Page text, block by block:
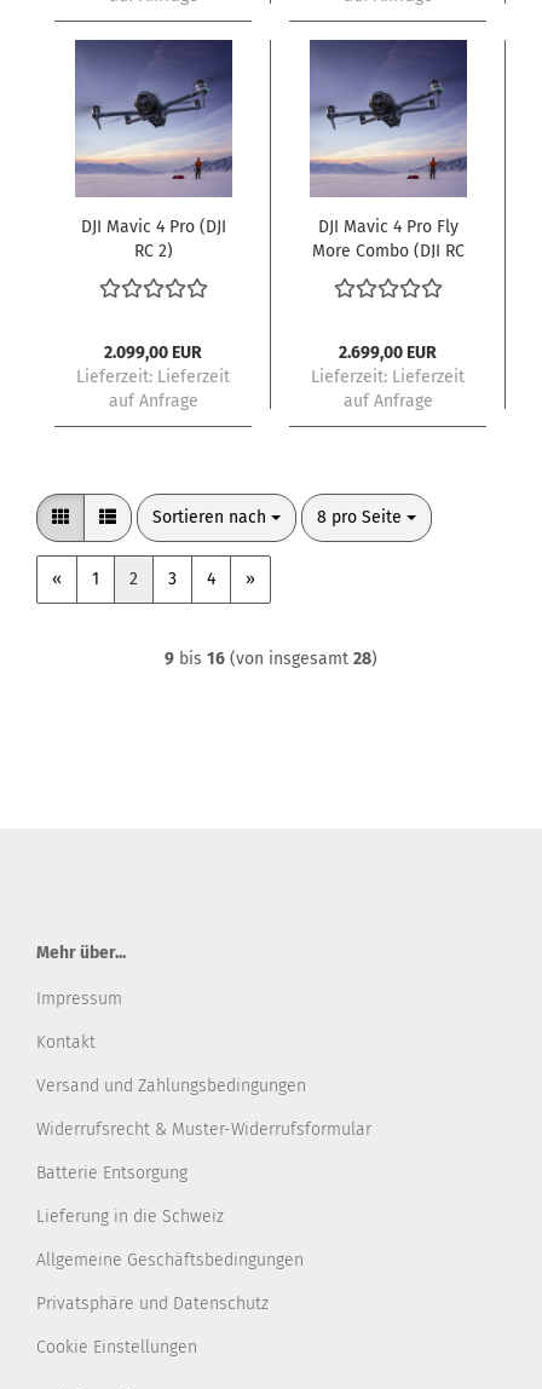
DJI Mavic 4 Pro (DJI
RC 2)
2.099,00 EUR
Lieferzeit: Lieferzeit
auf Anfrage
DJI Mavic 4 Pro Fly
More Combo (DJI RC
2)
2.699,00 EUR
Lieferzeit: Lieferzeit
auf Anfrage
Sortieren nach
Sortieren nach 8 pro Seite
pro Seite
« 1 2 3 4 »
9 bis 16 (von insgesamt 28)
Mehr über...
Impressum
Kontakt
Versand und Zahlungsbedingungen
Widerrufsrecht & Muster-Widerrufsformular
Batterie Entsorgung
Lieferung in die Schweiz
Allgemeine Geschäftsbedingungen
Privatsphäre und Datenschutz
Cookie Einstellungen